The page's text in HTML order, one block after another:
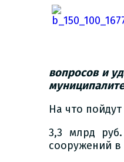
вопросов и
На что
3,3 млрд
сооружений в